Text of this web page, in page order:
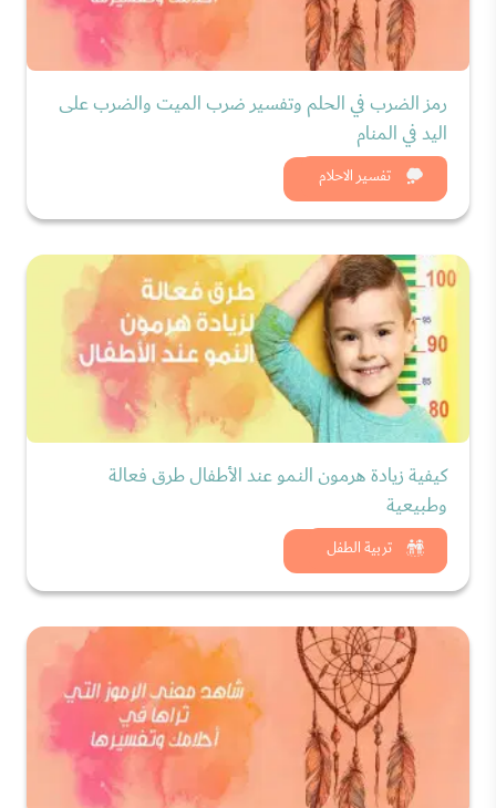
تفسير الاحلام
رمز الضرب في الحلم وتفسير ضرب الميت والضرب على
اليد في المنام
شاهد الان
تربية الطفل
كيفية زيادة هرمون النمو عند الأطفال طرق فعالة
وطبيعية
شاهد الان